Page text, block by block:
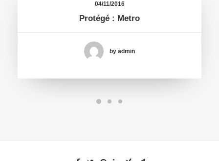
04/11/2016
Protégé : Metro
by admin